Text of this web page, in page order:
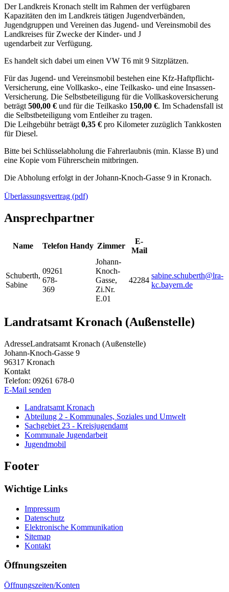
Der Landkreis Kronach stellt im Rahmen der verfügbaren
Kapazitäten den im Landkreis tätigen Jugendverbänden,
Jugendgruppen und Vereinen das Jugend- und Vereinsmobil des
Landkreises für Zwecke der Kinder- und J
ugendarbeit zur Verfügung.
Es handelt sich dabei um einen VW T6 mit 9 Sitzplätzen.
Für das Jugend- und Vereinsmobil bestehen eine Kfz-Haftpflicht-
Versicherung, eine Vollkasko-, eine Teilkasko- und eine Insassen-
Versicherung. Die Selbstbeteiligung für die Vollkaskoversicherung
beträgt500,00 € und für die Teilkasko 150,00 €. Im Schadensfall ist
die Selbstbeteiligung vom Entleiher zu tragen.
Die Leihgebühr beträgt0,35 € pro Kilometer zuzüglich Tankkosten
für Diesel.
Bitte bei Schlüsselabholung die Fahrerlaubnis (min. Klasse B) und
eine Kopie vom Führerschein mitbringen.
Die Abholung erfolgt in der Johann-Knoch-Gasse 9 in Kronach.
Überlassungsvertrag (pdf)
Ansprechpartner
Name Telefon Handy Zimmer
E-
Mail
Schuberth,
Sabine
09261
678-
369
Johann-
Knoch-
Gasse,
Zi.Nr.
E.01
42284
sabine.schuberth@lra-
kc.bayern.de
Landratsamt Kronach (Außenstelle)
AdresseLandratsamt Kronach (Außenstelle)
Johann-Knoch-Gasse 9
96317 Kronach
Kontakt
Telefon: 09261 678-0
E-Mail senden
Landratsamt Kronach
Abteilung 2 - Kommunales, Soziales und Umwelt
Sachgebiet 23 - Kreisjugendamt
Kommunale Jugendarbeit
Jugendmobil
Footer
Wichtige Links
Impressum
Datenschutz
Elektronische Kommunikation
Sitemap
Kontakt
Öffnungszeiten
Öffnungszeiten/Konten